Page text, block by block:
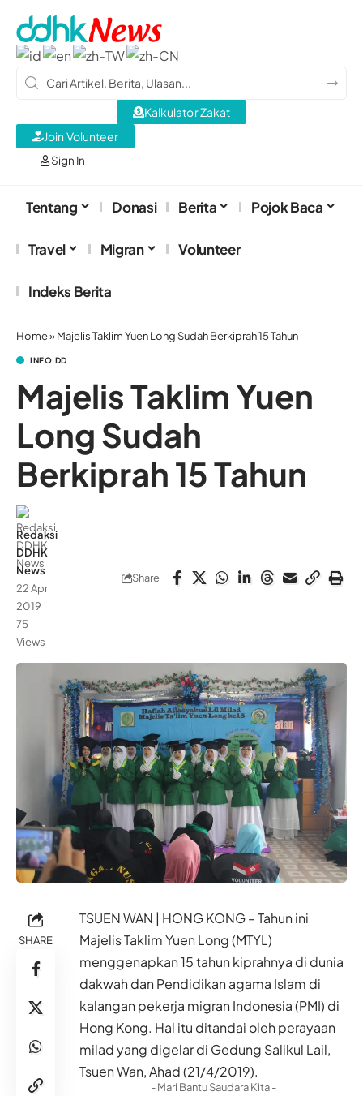
Sign In
Kalkulator Zakat
Join Volunteer
Tentang Donasi Berita Pojok Baca
Travel Migran Volunteer
Indeks Berita
Home»Majelis Taklim Yuen Long Sudah Berkiprah 15 Tahun
INFO DD
Majelis Taklim Yuen
Long Sudah
Berkiprah 15 Tahun
Redaksi
DDHK
News
22 Apr
2019
75
Views
Share
SHARE
TSUEN WAN | HONG KONG – Tahun ini
Majelis Taklim Yuen Long (MTYL)
menggenapkan 15 tahun kiprahnya di dunia
dakwah dan Pendidikan agama Islam di
kalangan pekerja migran Indonesia (PMI) di
Hong Kong. Hal itu ditandai oleh perayaan
milad yang digelar di Gedung Salikul Lail,
Tsuen Wan, Ahad (21/4/2019).
- Mari Bantu Saudara Kita -